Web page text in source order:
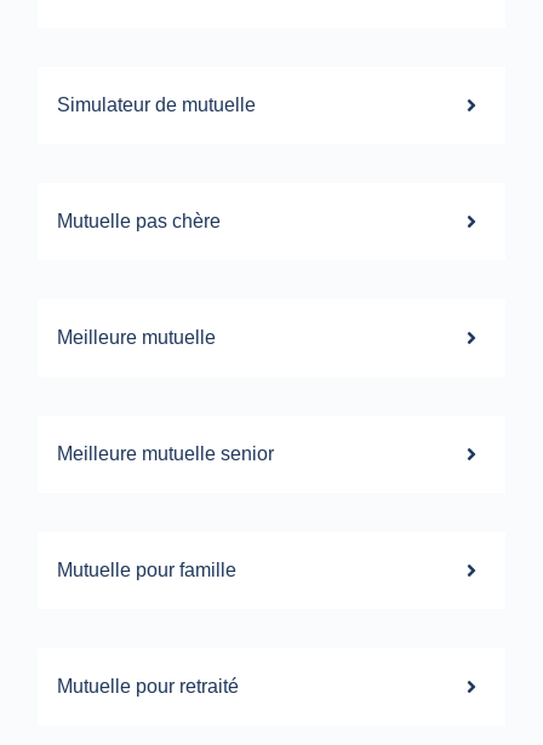
Simulateur de mutuelle
Mutuelle pas chère
Meilleure mutuelle
Meilleure mutuelle senior
Mutuelle pour famille
Mutuelle pour retraité